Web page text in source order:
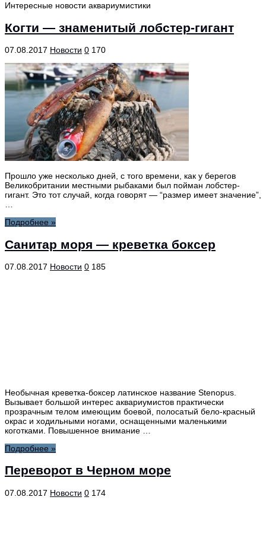
Интересные новости аквариумистики
Когти — знаменитый лобстер-гигант
07.08.2017 Новости 0 170
Прошло уже несколько дней, с того времени, как у берегов
Великобритании местными рыбаками был пойман лобстер-
гигант. Это тот случай, когда говорят — “размер имеет значение”,
Подробнее »
Санитар моря — креветка боксер
07.08.2017 Новости 0 185
Необычная креветка-боксер латинское название Stenopus.
Вызывает большой интерес аквариумистов практически
прозрачным телом имеющим боевой, полосатый бело-красный
окрас и ходильными ногами, оснащенными маленькими
коготками. Повышенное внимание …
Подробнее »
Переворот в Черном море
07.08.2017 Новости 0 174